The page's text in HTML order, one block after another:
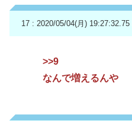
17 : 2020/05/04(月) 19:27:32.75
>>9
なんで増えるんや